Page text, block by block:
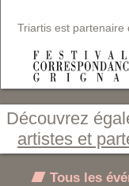
Triartis est partenaire
Découvrez
artistes et
Tous les